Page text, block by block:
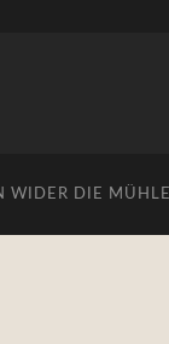
WIDER DIE